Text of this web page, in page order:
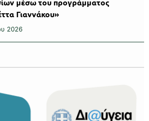
μέσω του προγράμματος
Γιαννάκου»
2026